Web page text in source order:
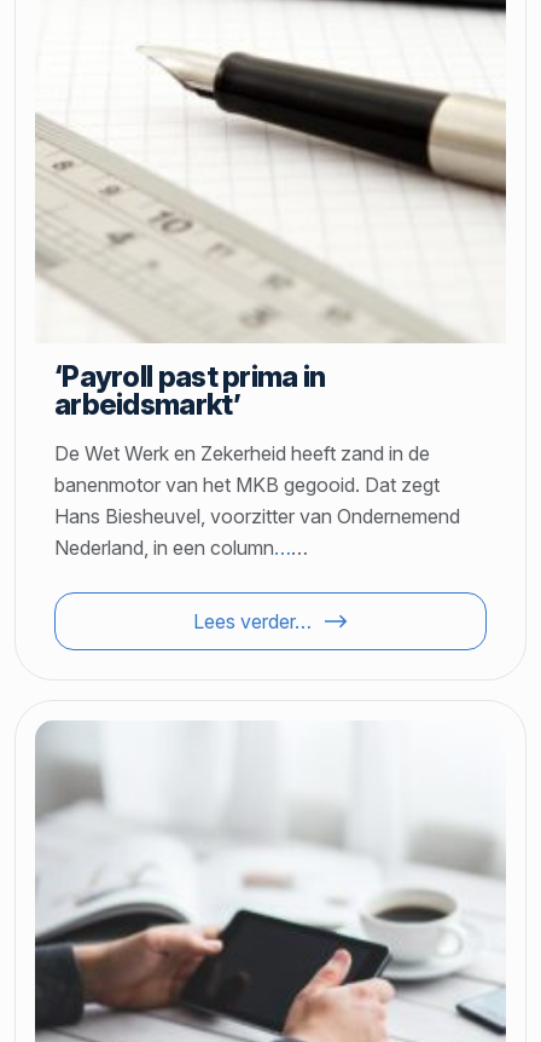
‘Payroll past prima in
arbeidsmarkt’
De Wet Werk en Zekerheid heeft zand in de
banenmotor van het MKB gegooid. Dat zegt
Hans Biesheuvel, voorzitter van Ondernemend
Nederland, in een column……
Lees verder…